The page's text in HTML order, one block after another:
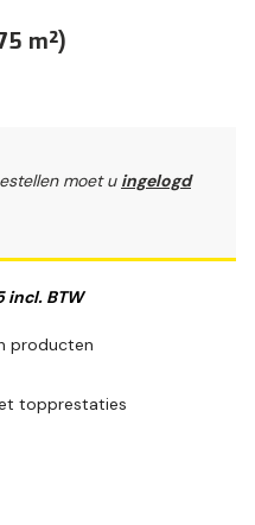
m²)
moet u ingelogd
incl. BTW
producten
topprestaties